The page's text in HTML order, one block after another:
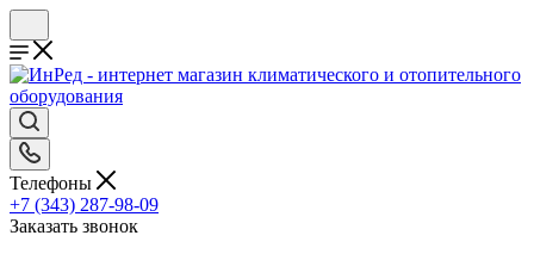
Телефоны
+7 (343) 287-98-09
Заказать звонок